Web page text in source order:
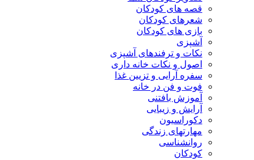
قصه های کودکان
شعرهای کودکان
بازی های کودکان
آشپزی
نکات و ترفندهای آشپزی
اصول و نکات خانه داری
سفره آرایی و تزیین غذا
فوت و فن در خانه
آموزش بافتنی
آرایش و زیبایی
دکوراسیون
مهارتهای زندگی
روانشناسی
کودکان